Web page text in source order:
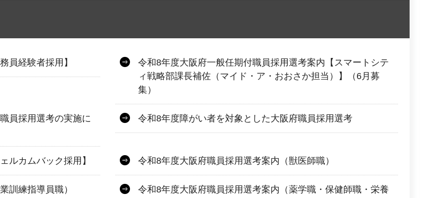
員経験者採用】
令和8年度大阪府一般任期付職員採用選考案内【スマートシテ
ィ戦略部課長補佐（マイド・ア・おおさか担当）】（6月募
集）
員採用選考の実施に
令和8年度障がい者を対象とした大阪府職員採用選考
ルカムバック採用】 令和8年度大阪府職員採用選考案内（獣医師職）
訓練指導員職）
令和8年度大阪府職員採用選考案内（薬学職・保健師職・栄養